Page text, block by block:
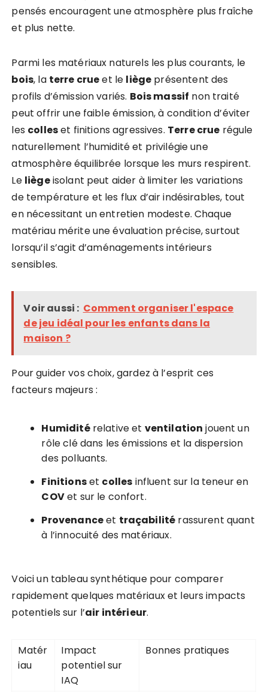
pensés encouragent une atmosphère plus fraîche
et plus nette.
Parmi les matériaux naturels les plus courants, le
bois, la terre crueet le liège présentent des
profils d’émission variés. Bois massif non traité
peut offrir une faible émission, à condition d’éviter
les colleset finitions agressives. Terre crue régule
naturellement l’humidité et privilégie une
atmosphère équilibrée lorsque les murs respirent.
Le liègeisolant peut aider à limiter les variations
de température et les flux d’air indésirables, tout
en nécessitant un entretien modeste. Chaque
matériau mérite une évaluation précise, surtout
lorsqu’il s’agit d’aménagements intérieurs
sensibles.
Voir aussi : Comment organiser l'espace
de jeu idéal pour les enfants dans la
maison ?
Pour guider vos choix, gardez à l’esprit ces
facteurs majeurs :
Humiditérelative et ventilation jouent un
rôle clé dans les émissions et la dispersion
des polluants.
Finitionset colles influent sur la teneur en
COVet sur le confort.
Provenanceet traçabilité rassurent quant
à l’innocuité des matériaux.
Voici un tableau synthétique pour comparer
rapidement quelques matériaux et leurs impacts
potentiels sur l’air intérieur.
Matér
iau
Impact
potentiel sur
IAQ
Bonnes pratiques